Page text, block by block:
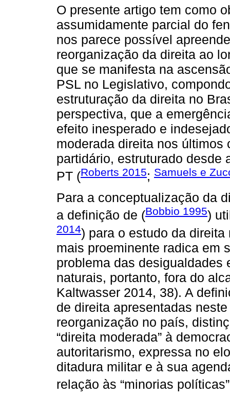
O presente artigo tem como
assumidamente parcial do
nos parece possível
reorganização da direita ao
que se manifesta na
PSL no Legislativo,
estruturação da direita no
perspectiva, que a
efeito inesperado e
moderada direita nos
partidário, estruturado desde
PT (Roberts 2015; Samuels e
Para a conceptualização da
a definição de (Bobbio 1995)
2014) para o estudo da
mais proeminente radica em
problema das desigualdades
naturais, portanto, fora do
Kaltwasser 2014, 38). A
de direita apresentadas
reorganização no país,
“direita moderada” à
autoritarismo, expressa no
ditadura militar e à sua
relação às “minorias